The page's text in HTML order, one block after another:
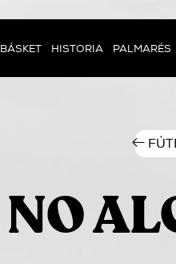
BÁSKET HISTORIA PALMARÉS
NO